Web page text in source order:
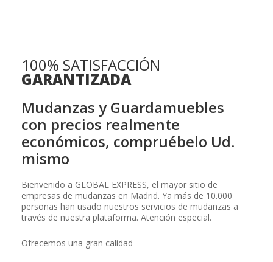
100% SATISFACCIÓN
GARANTIZADA
Mudanzas y Guardamuebles
con precios realmente
económicos, compruébelo Ud.
mismo
Bienvenido a GLOBAL EXPRESS, el mayor sitio de
empresas de mudanzas en Madrid. Ya más de 10.000
personas han usado nuestros servicios de mudanzas a
través de nuestra plataforma. Atención especial.
Ofrecemos una gran calidad